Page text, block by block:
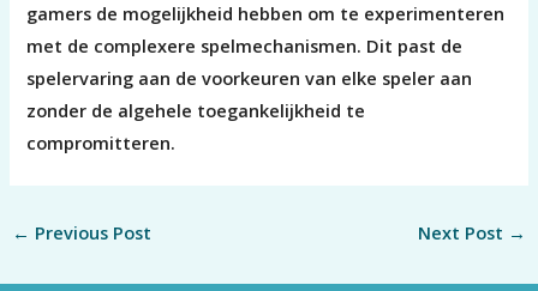
gamers de mogelijkheid hebben om te experimenteren
met de complexere spelmechanismen. Dit past de
spelervaring aan de voorkeuren van elke speler aan
zonder de algehele toegankelijkheid te
compromitteren.
← Previous Post Next Post →